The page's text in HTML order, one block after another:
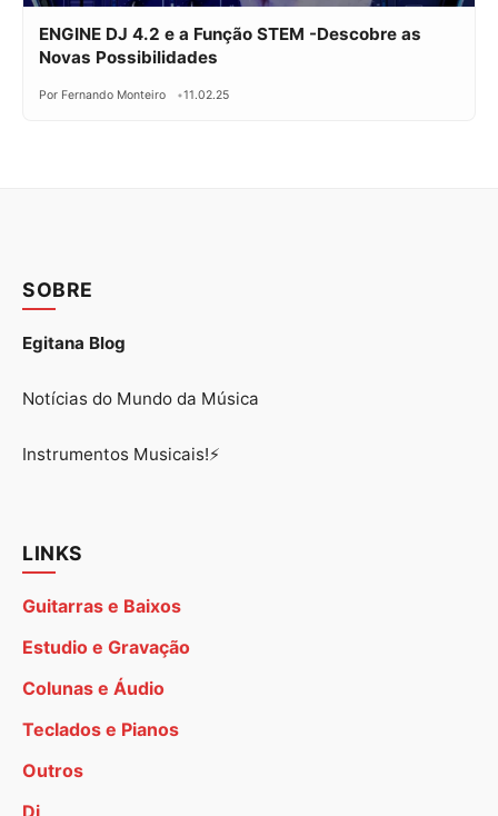
ENGINE DJ 4.2 e a Função STEM -Descobre as
Novas Possibilidades
Por Fernando Monteiro 11.02.25
SOBRE
Egitana Blog
Notícias do Mundo da Música
Instrumentos Musicais!⚡
LINKS
Guitarras e Baixos
Estudio e Gravação
Colunas e Áudio
Teclados e Pianos
Outros
Dj